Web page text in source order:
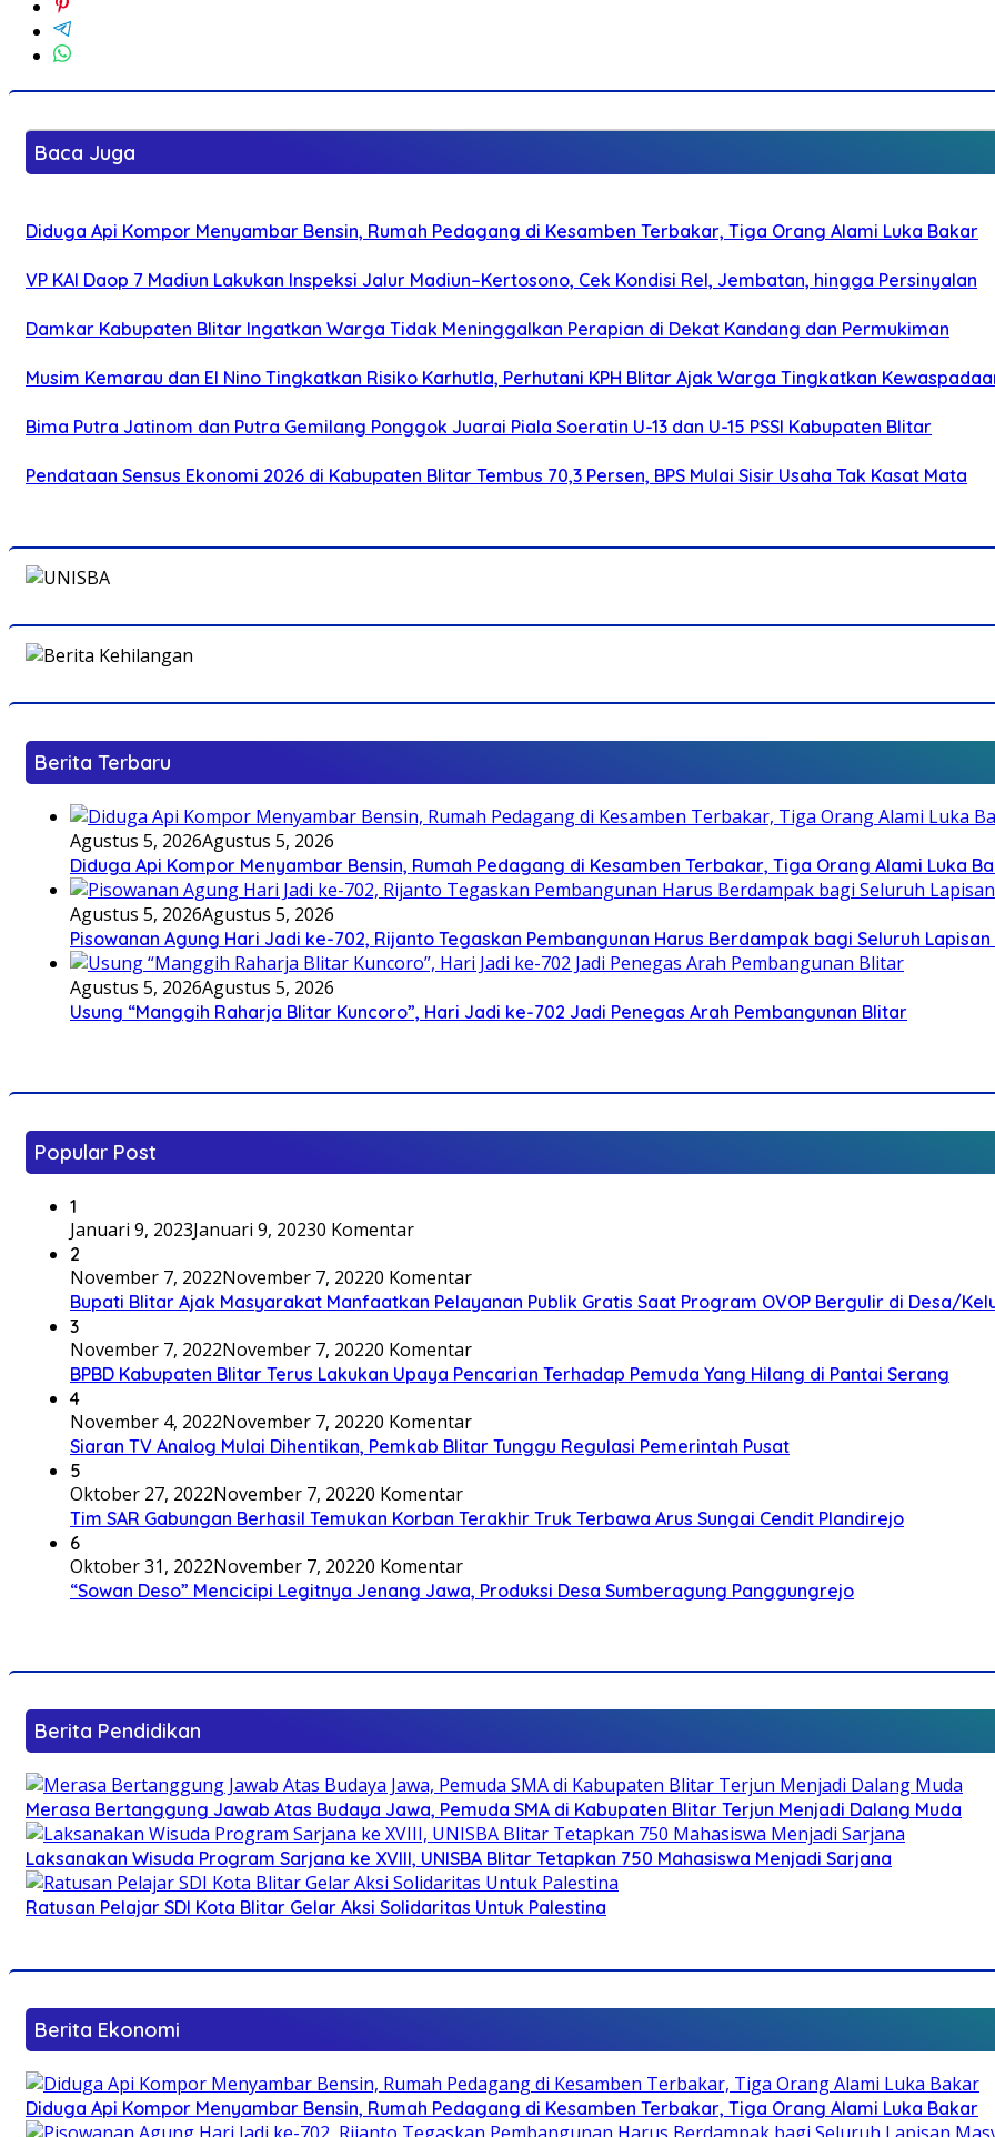
Baca Juga
Diduga Api Kompor Menyambar Bensin, Rumah Pedagang di Kesamben Terbakar, Tiga Orang Alami Luka Bakar
VP KAI Daop 7 Madiun Lakukan Inspeksi Jalur Madiun–Kertosono, Cek Kondisi Rel, Jembatan, hingga Persinyalan
Damkar Kabupaten Blitar Ingatkan Warga Tidak Meninggalkan Perapian di Dekat Kandang dan Permukiman
Musim Kemarau dan El Nino Tingkatkan Risiko Karhutla, Perhutani KPH Blitar Ajak Warga Tingkatkan
Bima Putra Jatinom dan Putra Gemilang Ponggok Juarai Piala Soeratin U-13 dan U-15 PSSI Kabupaten Blitar
Pendataan Sensus Ekonomi 2026 di Kabupaten Blitar Tembus 70,3 Persen, BPS Mulai Sisir Usaha Tak Kasat Mata
Berita Terbaru
Agustus 5, 2026Agustus 5, 2026
Diduga Api Kompor Menyambar Bensin, Rumah Pedagang di Kesamben Terbakar, Tiga Orang Alami Luka
Agustus 5, 2026Agustus 5, 2026
Pisowanan Agung Hari Jadi ke-702, Rijanto Tegaskan Pembangunan Harus Berdampak bagi Seluruh
Agustus 5, 2026Agustus 5, 2026
Usung “Manggih Raharja Blitar Kuncoro”, Hari Jadi ke-702 Jadi Penegas Arah Pembangunan Blitar
Popular Post
1
Januari 9, 2023Januari 9, 20230 Komentar
2
November 7, 2022November 7, 20220 Komentar
Bupati Blitar Ajak Masyarakat Manfaatkan Pelayanan Publik Gratis Saat Program OVOP Bergulir di Desa/
3
November 7, 2022November 7, 20220 Komentar
BPBD Kabupaten Blitar Terus Lakukan Upaya Pencarian Terhadap Pemuda Yang Hilang di Pantai Serang
4
November 4, 2022November 7, 20220 Komentar
Siaran TV Analog Mulai Dihentikan, Pemkab Blitar Tunggu Regulasi Pemerintah Pusat
5
Oktober 27, 2022November 7, 20220 Komentar
Tim SAR Gabungan Berhasil Temukan Korban Terakhir Truk Terbawa Arus Sungai Cendit Plandirejo
6
Oktober 31, 2022November 7, 20220 Komentar
“Sowan Deso” Mencicipi Legitnya Jenang Jawa, Produksi Desa Sumberagung Panggungrejo
Berita Pendidikan
Merasa Bertanggung Jawab Atas Budaya Jawa, Pemuda SMA di Kabupaten Blitar Terjun Menjadi Dalang Muda
Laksanakan Wisuda Program Sarjana ke XVIII, UNISBA Blitar Tetapkan 750 Mahasiswa Menjadi Sarjana
Ratusan Pelajar SDI Kota Blitar Gelar Aksi Solidaritas Untuk Palestina
Berita Ekonomi
Diduga Api Kompor Menyambar Bensin, Rumah Pedagang di Kesamben Terbakar, Tiga Orang Alami Luka Bakar